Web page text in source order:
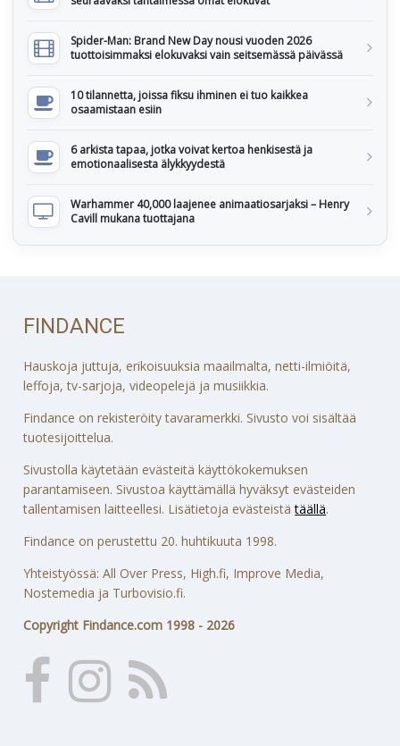
Spider-Man: Brand New Day nousi vuoden 2026
tuottoisimmaksi elokuvaksi vain seitsemässä päivässä
10 tilannetta, joissa fiksu ihminen ei tuo kaikkea
osaamistaan esiin
6 arkista tapaa, jotka voivat kertoa henkisestä ja
emotionaalisesta älykkyydestä
Warhammer 40,000 laajenee animaatiosarjaksi – Henry
Cavill mukana tuottajana
FINDANCE
Hauskoja juttuja, erikoisuuksia maailmalta, netti-ilmiöitä,
leffoja, tv-sarjoja, videopelejä ja musiikkia.
Findance on rekisteröity tavaramerkki. Sivusto voi sisältää
tuotesijoittelua.
Sivustolla käytetään evästeitä käyttökokemuksen
parantamiseen. Sivustoa käyttämällä hyväksyt evästeiden
tallentamisen laitteellesi. Lisätietoja evästeistätäällä.
Findance on perustettu 20. huhtikuuta 1998.
Yhteistyössä: All Over Press, High.fi, Improve Media,
Nostemedia ja Turbovisio.fi.
Copyright Findance.com 1998 - 2026